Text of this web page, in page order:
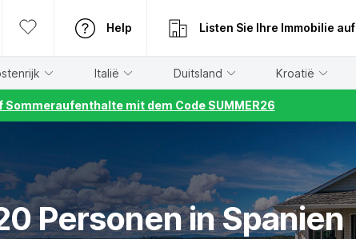
Help Listen Sie Ihre Immobilie auf
Italië Duitsland Kroatië
Sommeraufenthalte mit dem Code SUMMER26
Personen in Spanien